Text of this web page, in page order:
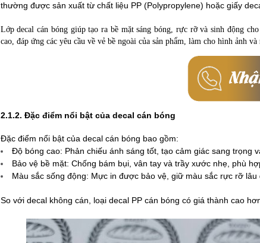
thường được sản xuất từ chất liệu PP (Polypropylene) hoặc giấy
Lớp decal cán bóng giúp tạo ra bề mặt sáng bóng, rực rỡ và sinh động
cao, đáp ứng các yêu cầu về vẻ bề ngoài của sản phẩm, làm cho hình ảnh
2.1.2. Đặc điểm nổi bật của decal cán bóng
Đặc điểm nổi bật của decal cán bóng bao gồm:
Độ bóng cao: Phản chiếu ánh sáng tốt, tạo cảm giác sang trọng
Bảo vệ bề mặt: Chống bám bụi, vân tay và trầy xước nhẹ, phù
Màu sắc sống động: Mực in được bảo vệ, giữ màu sắc rực rỡ lâu
So với decal không cán, loại decal PP cán bóng có giá thành cao